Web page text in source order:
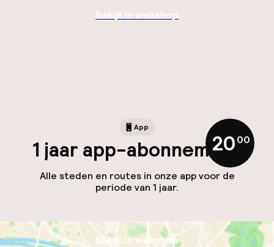
Bekijk in webshop
App
1 jaar app-abonnement
Alle steden en routes in onze app voor de
periode van 1 jaar.
20,00
Bekijk in webshop